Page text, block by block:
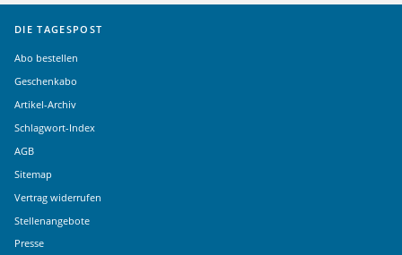
DIE TAGESPOST
Abo bestellen
Geschenkabo
Artikel-Archiv
Schlagwort-Index
AGB
Sitemap
Vertrag widerrufen
Stellenangebote
Presse